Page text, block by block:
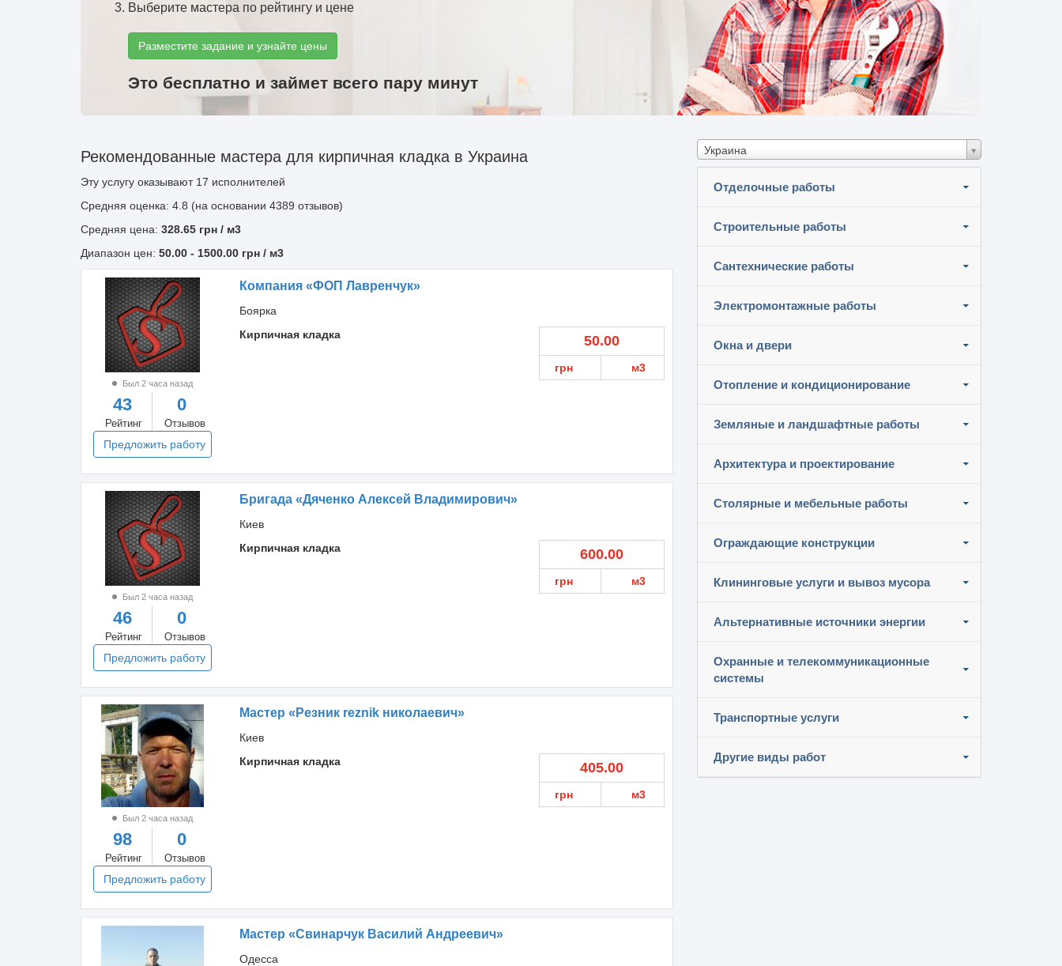
Выберите мастера по рейтингу и цене
Разместите задание и узнайте цены
Это бесплатно и займет всего пару минут
Украина
Отделочные работы
Строительные работы
Сантехнические работы
Электромонтажные работы
Окна и двери
Отопление и кондиционирование
Земляные и ландшафтные работы
Архитектура и проектирование
Столярные и мебельные работы
Ограждающие конструкции
Клининговые услуги и вывоз мусора
Альтернативные источники энергии
Охранные и телекоммуникационные
системы
Транспортные услуги
Другие виды работ
Рекомендованные мастера для кирпичная кладка в Украина
Эту услугу оказывают 17 исполнителей
Средняя оценка: 4.8 (на основании 4389 отзывов)
Средняя цена: 328.65 грн / м3
Диапазон цен: 50.00 - 1500.00 грн / м3
Был 2 часа назад
43
Рейтинг
0
Отзывов
Предложить работу
Компания «ФОП Лавренчук»
Боярка
Кирпичная кладка
50.00
грн м3
Был 2 часа назад
46
Рейтинг
0
Отзывов
Предложить работу
Бригада «Дяченко Алексей Владимирович»
Киев
Кирпичная кладка
600.00
грн м3
Был 2 часа назад
98
Рейтинг
0
Отзывов
Предложить работу
Мастер «Резник reznik николаевич»
Киев
Кирпичная кладка
405.00
грн м3
Мастер «Свинарчук Василий Андреевич»
Одесса